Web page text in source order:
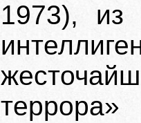
1973), из